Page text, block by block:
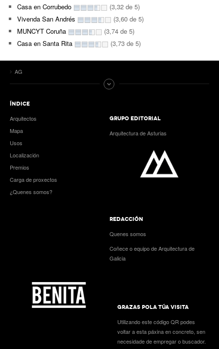
Casa en Corrubedo
(3,32 de 5)
Vivenda San Andrés
(3,60 de 5)
MUNCYT Coruña
(3,74 de 5)
Casa en Santa Rita
(3,73 de 5)
AG
ÍNDICE
Arquitectos
Mapa
Usos
Localización
Premios
Carga de proxectos
¿Quenes somos?
GRUPO EDITORIAL
Arquitectura de Asturias
REDACCIÓN
Quenes somos
Coñece o equipo de Arquitectura de
Galicia
GRAZAS POLA TÚA VISITA
Utilizando este código QR podes
voltar a esta páxina en concreto, sen
necesidade de empregar o buscador.